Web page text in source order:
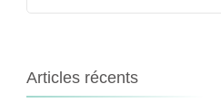
pour
Articles récents